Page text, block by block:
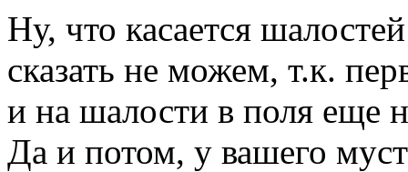
Ну, что касается
сказать не можем, т.к.
и на шалости в поля еще
Да и потом, у вашего